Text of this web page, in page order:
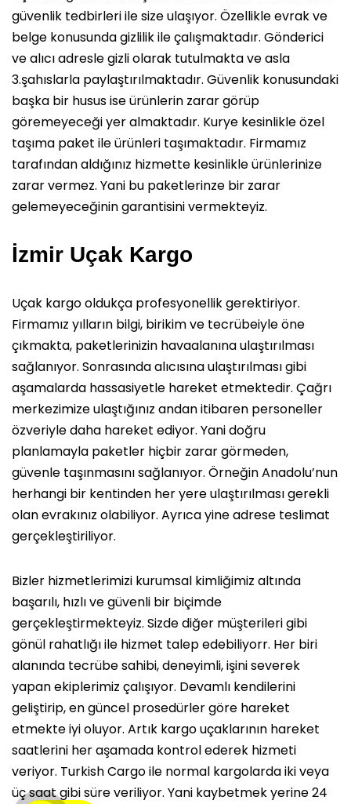
güvenlik tedbirleri ile size ulaşıyor. Özellikle evrak ve
belge konusunda gizlilik ile çalışmaktadır. Gönderici
ve alıcı adresle gizli olarak tutulmakta ve asla
3.şahıslarla paylaştırılmaktadır. Güvenlik konusundaki
başka bir husus ise ürünlerin zarar görüp
göremeyeceği yer almaktadır. Kurye kesinlikle özel
taşıma paket ile ürünleri taşımaktadır. Firmamız
tarafından aldığınız hizmette kesinlikle ürünlerinize
zarar vermez. Yani bu paketlerinze bir zarar
gelemeyeceğinin garantisini vermekteyiz.
İzmir Uçak Kargo
Uçak kargo oldukça profesyonellik gerektiriyor.
Firmamız yılların bilgi, birikim ve tecrübeiyle öne
çıkmakta, paketlerinizin havaalanına ulaştırılması
sağlanıyor. Sonrasında alıcısına ulaştırılması gibi
aşamalarda hassasiyetle hareket etmektedir. Çağrı
merkezimize ulaştığınız andan itibaren personeller
özveriyle daha hareket ediyor. Yani doğru
planlamayla paketler hiçbir zarar görmeden,
güvenle taşınmasını sağlanıyor. Örneğin Anadolu’nun
herhangi bir kentinden her yere ulaştırılması gerekli
olan evrakınız olabiliyor. Ayrıca yine adrese teslimat
gerçekleştiriliyor.
Bizler hizmetlerimizi kurumsal kimliğimiz altında
başarılı, hızlı ve güvenli bir biçimde
gerçekleştirmekteyiz. Sizde diğer müşterileri gibi
gönül rahatlığı ile hizmet talep edebiliyorr. Her biri
alanında tecrübe sahibi, deneyimli, işini severek
yapan ekiplerimiz çalışıyor. Devamlı kendilerini
geliştirip, en güncel prosedürler göre hareket
etmekte iyi oluyor. Artık kargo uçaklarının hareket
saatlerini her aşamada kontrol ederek hizmeti
veriyor. Turkish Cargo ile normal kargolarda iki veya
üç saat gibi süre veriliyor. Yani kaybetmek yerine 24